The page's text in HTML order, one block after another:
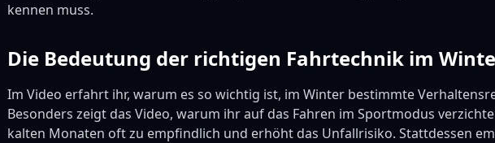
kennen muss.
Die Bedeutung der richtigen Fahrtechnik im
Im Video erfahrt ihr, warum es so wichtig ist, im Winter bestimmte
Besonders zeigt das Video, warum ihr auf das Fahren im Sportmodus
kalten Monaten oft zu empfindlich und erhöht das Unfallrisiko. Stattdessen